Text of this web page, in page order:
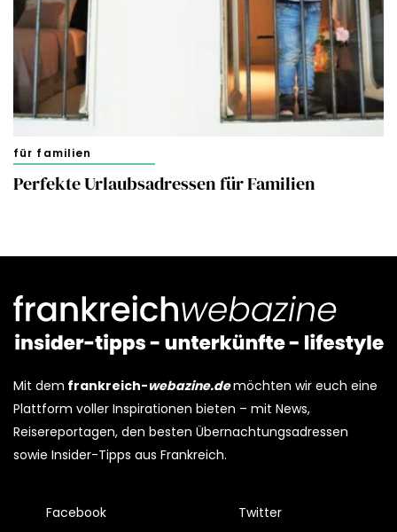
für familien
Perfekte Urlaubsadressen für Familien
Mit dem frankreich-webazine.demöchten wir euch eine
Plattform voller Inspirationen bieten – mit News,
Reisereportagen, den besten Übernachtungsadressen
sowie Insider-Tipps aus Frankreich.
Facebook Twitter